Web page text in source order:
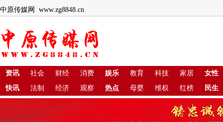
中原传媒网 www.zg8848.cn
资讯 社会 财经 消费 娱乐 教育 科技 家居
女性
快讯
法制 经济 观察 热点 母婴 维权 红榜 民生